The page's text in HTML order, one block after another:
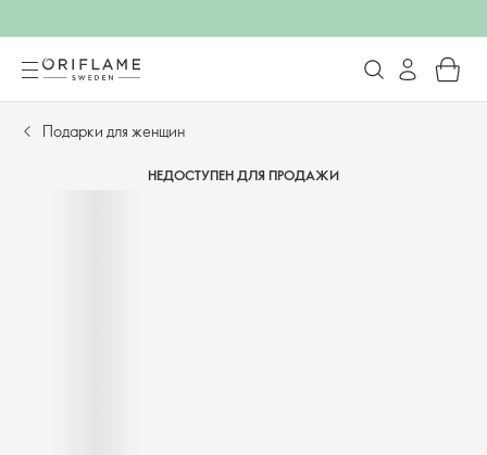
Подарки для женщин
НЕДОСТУПЕН ДЛЯ ПРОДАЖИ